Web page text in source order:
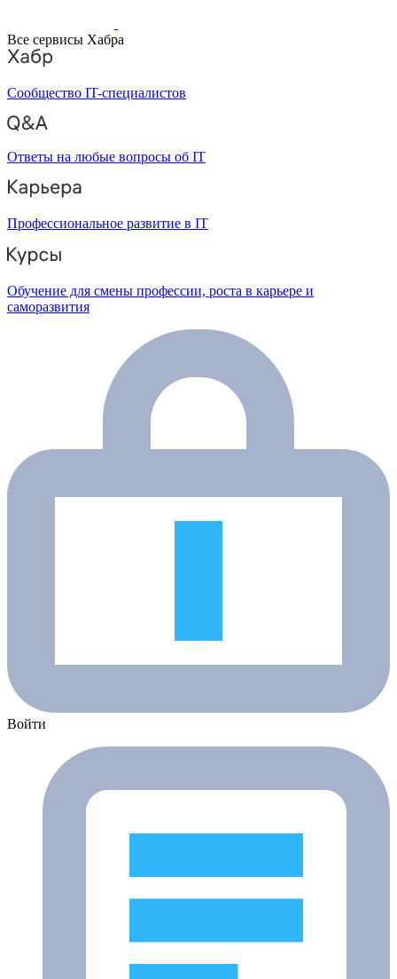
Все сервисы Хабра
Сообщество IT-специалистов
Ответы на любые вопросы об IT
Профессиональное развитие в IT
Обучение для смены профессии, роста в карьере и
саморазвития
Войти